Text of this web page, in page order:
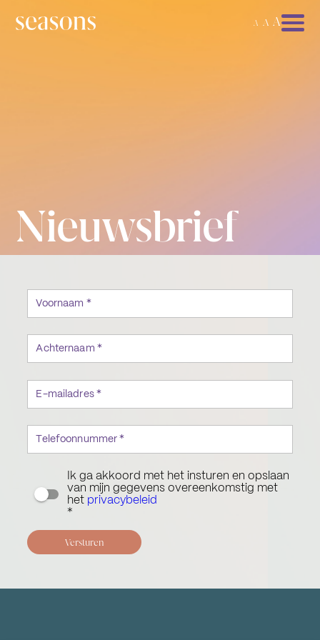
A A A
Nieuwsbrief
Voornaam *
Achternaam *
E-mailadres *
Telefoonnummer *
Ik ga akkoord met het insturen en opslaan
van mijn gegevens overeenkomstig met
het privacybeleid
*
Versturen